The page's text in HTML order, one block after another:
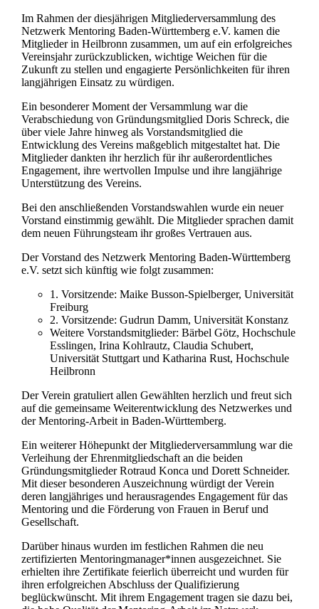
Im Rahmen der diesjährigen Mitgliederversammlung des
Netzwerk Mentoring Baden-Württemberg e.V. kamen die
Mitglieder in Heilbronn zusammen, um auf ein erfolgreiches
Vereinsjahr zurückzublicken, wichtige Weichen für die
Zukunft zu stellen und engagierte Persönlichkeiten für ihren
langjährigen Einsatz zu würdigen.
Ein besonderer Moment der Versammlung war die
Verabschiedung von Gründungsmitglied Doris Schreck, die
über viele Jahre hinweg als Vorstandsmitglied die
Entwicklung des Vereins maßgeblich mitgestaltet hat. Die
Mitglieder dankten ihr herzlich für ihr außerordentliches
Engagement, ihre wertvollen Impulse und ihre langjährige
Unterstützung des Vereins.
Bei den anschließenden Vorstandswahlen wurde ein neuer
Vorstand einstimmig gewählt. Die Mitglieder sprachen damit
dem neuen Führungsteam ihr großes Vertrauen aus.
Der Vorstand des Netzwerk Mentoring Baden-Württemberg
e.V. setzt sich künftig wie folgt zusammen:
1. Vorsitzende: Maike Busson-Spielberger, Universität
Freiburg
2. Vorsitzende: Gudrun Damm, Universität Konstanz
Weitere Vorstandsmitglieder: Bärbel Götz, Hochschule
Esslingen, Irina Kohlrautz, Claudia Schubert,
Universität Stuttgart und Katharina Rust, Hochschule
Heilbronn
Der Verein gratuliert allen Gewählten herzlich und freut sich
auf die gemeinsame Weiterentwicklung des Netzwerkes und
der Mentoring-Arbeit in Baden-Württemberg.
Ein weiterer Höhepunkt der Mitgliederversammlung war die
Verleihung der Ehrenmitgliedschaft an die beiden
Gründungsmitglieder Rotraud Konca und Dorett Schneider.
Mit dieser besonderen Auszeichnung würdigt der Verein
deren langjähriges und herausragendes Engagement für das
Mentoring und die Förderung von Frauen in Beruf und
Gesellschaft.
Darüber hinaus wurden im festlichen Rahmen die neu
zertifizierten Mentoringmanager*innen ausgezeichnet. Sie
erhielten ihre Zertifikate feierlich überreicht und wurden für
ihren erfolgreichen Abschluss der Qualifizierung
beglückwünscht. Mit ihrem Engagement tragen sie dazu bei,